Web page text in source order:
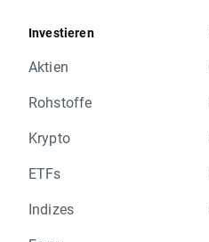
Investieren
Aktien
Rohstoffe
Krypto
ETFs
Indizes